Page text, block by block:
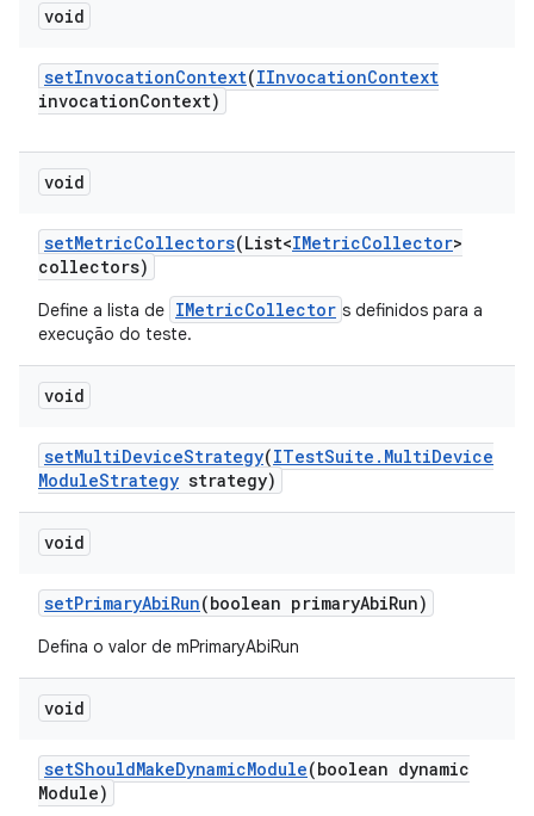
void
setInvocationContext(IInvocationContext
invocationContext)
void
setMetricCollectors(List<IMetricCollector>
collectors)
Define a lista de IMetricCollector s definidos para a
execução do teste.
void
setMultiDeviceStrategy(ITestSuite . MultiDevice
ModuleStrategy strategy)
void
setPrimaryAbiRun(boolean primaryAbiRun)
Defina o valor de mPrimaryAbiRun
void
setShouldMakeDynamicModule(boolean dynamic
Module)